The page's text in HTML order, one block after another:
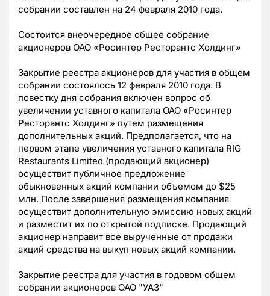
собрании составлен на 24 февраля 2010 года.
Состоится внеочередное общее собрание
акционеров ОАО «Росинтер Ресторантс Холдинг»
Закрытие реестра акционеров для участия в общем
собрании состоялось 12 февраля 2010 года. В
повестку дня собрания включен вопрос об
увеличении уставного капитала ОАО «Росинтер
Ресторантс Холдинг» путем размещения
дополнительных акций. Предполагается, что на
первом этапе увеличения уставного капитала RIG
Restaurants Limited (продающий акционер)
осуществит публичное предложение
обыкновенных акций компании объемом до $25
млн. После завершения размещения компания
осуществит дополнительную эмиссию новых акций
и разместит их по открытой подписке. Продающий
акционер направит все вырученные от продажи
акций средства на выкуп новых акций компании.
Закрытие реестра для участия в годовом общем
собрании акционеров ОАО "УАЗ"